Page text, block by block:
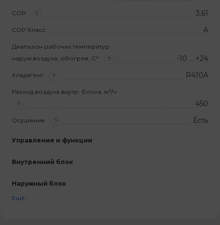
COP ? 3,61
COP Класс A
Диапазон рабочих температур
наруж.воздуха, обогрев, С°
? -10 … +24
Хладагент ? R410A
Расход воздуха внутр. блока, м³/ч
?
450
Осушение ? Есть
Управление и функции
Внутренний блок
Наружный блок
Ещё...